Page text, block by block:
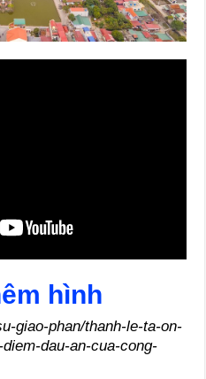
hình
giao-phan/thanh-le-ta-on-
dau-an-cua-cong-